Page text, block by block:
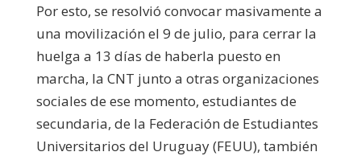
Por esto, se resolvió convocar masivamente a
una movilización el 9 de julio, para cerrar la
huelga a 13 días de haberla puesto en
marcha, la CNT junto a otras organizaciones
sociales de ese momento, estudiantes de
secundaria, de la Federación de Estudiantes
Universitarios del Uruguay (FEUU), también